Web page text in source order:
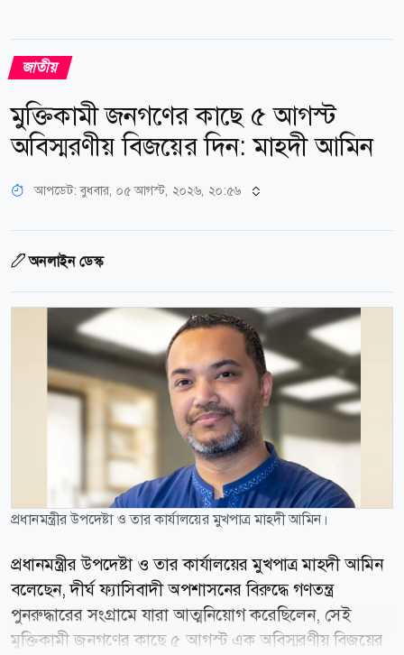
জাতীয়
মুক্তিকামী জনগণের কাছে ৫ আগস্ট
অবিস্মরণীয় বিজয়ের দিন: মাহদী আমিন
আপডেট: বুধবার, ০৫ আগস্ট, ২০২৬, ২০:৫৬
অনলাইন ডেস্ক
প্রধানমন্ত্রীর উপদেষ্টা ও তার কার্যালয়ের মুখপাত্র মাহদী আমিন।
প্রধানমন্ত্রীর উপদেষ্টা ও তার কার্যালয়ের মুখপাত্র মাহদী আমিন
বলেছেন, দীর্ঘ ফ্যাসিবাদী অপশাসনের বিরুদ্ধে গণতন্ত্র
পুনরুদ্ধারের সংগ্রামে যারা আত্মনিয়োগ করেছিলেন, সেই
মুক্তিকামী জনগণের কাছে ৫ আগস্ট এক অবিস্মরণীয় বিজয়ের